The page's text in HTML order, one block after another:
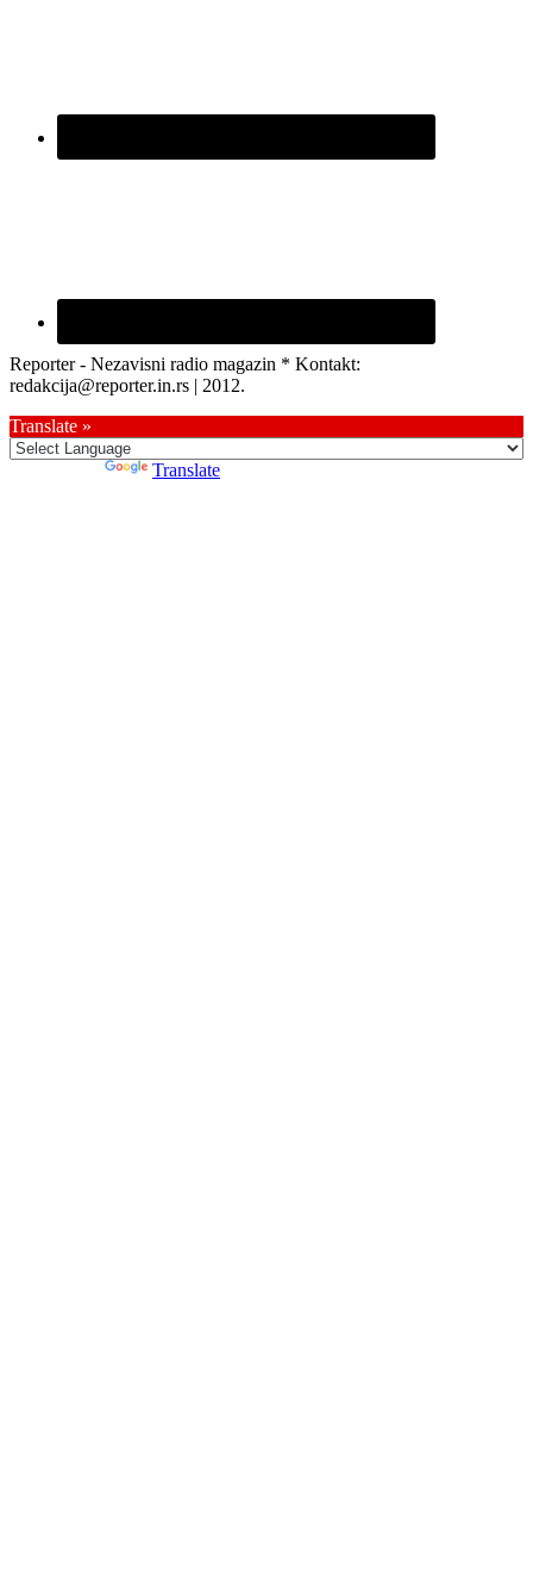
Reporter - Nezavisni radio magazin * Kontakt:
redakcija@reporter.in.rs | 2012.
Translate »
Translate